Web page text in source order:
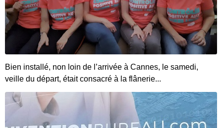
Bien installé, non loin de l’arrivée à Cannes, le samedi,
veille du départ, était consacré à la flânerie...